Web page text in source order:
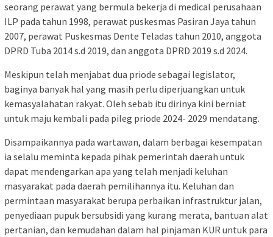
seorang perawat yang bermula bekerja di medical perusahaan
ILP pada tahun 1998, perawat puskesmas Pasiran Jaya tahun
2007, perawat Puskesmas Dente Teladas tahun 2010, anggota
DPRD Tuba 2014 s.d 2019, dan anggota DPRD 2019 s.d 2024.
Meskipun telah menjabat dua priode sebagai legislator,
baginya banyak hal yang masih perlu diperjuangkan untuk
kemasyalahatan rakyat. Oleh sebab itu dirinya kini berniat
untuk maju kembali pada pileg priode 2024- 2029 mendatang.
Disampaikannya pada wartawan, dalam berbagai kesempatan
ia selalu meminta kepada pihak pemerintah daerah untuk
dapat mendengarkan apa yang telah menjadi keluhan
masyarakat pada daerah pemilihannya itu. Keluhan dan
permintaan masyarakat berupa perbaikan infrastruktur jalan,
penyediaan pupuk bersubsidi yang kurang merata, bantuan alat
pertanian, dan kemudahan dalam hal pinjaman KUR untuk para